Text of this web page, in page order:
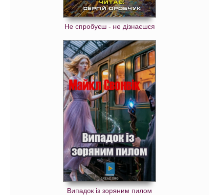
Не спробуєш - не дізнаєшся
Випадок із зоряним пилом